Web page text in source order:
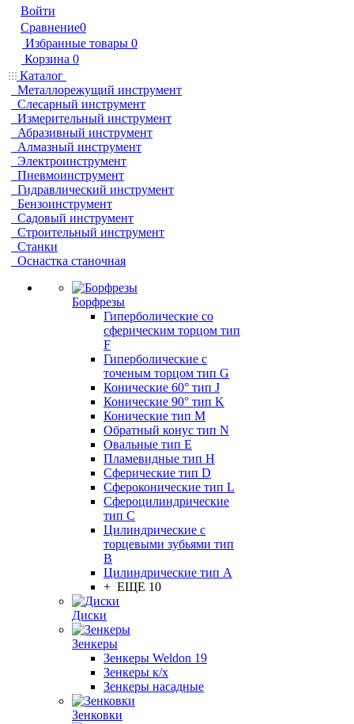
Войти
Сравнение0
Избранные товары 0
Корзина 0
Каталог
Металлорежущий инструмент
Слесарный инструмент
Измерительный инструмент
Абразивный инструмент
Алмазный инструмент
Электроинструмент
Пневмоинструмент
Гидравлический инструмент
Бензоинструмент
Садовый инструмент
Строительный инструмент
Станки
Оснастка станочная
Борфрезы
Гиперболические cо
сферическим торцом тип
F
Гиперболические с
точеным торцом тип G
Конические 60° тип J
Конические 90° тип K
Конические тип M
Обратный конус тип N
Овальные тип E
Пламевидные тип H
Сферические тип D
Сфероконические тип L
Сфероцилиндрические
тип C
Цилиндрические с
торцевыми зубьями тип
B
Цилиндрические тип А
+ ЕЩЕ 10
Диски
Зенкеры
Зенкеры Weldon 19
Зенкеры к/х
Зенкеры насадные
Зенковки